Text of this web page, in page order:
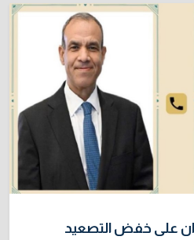
على خفض التصعيد